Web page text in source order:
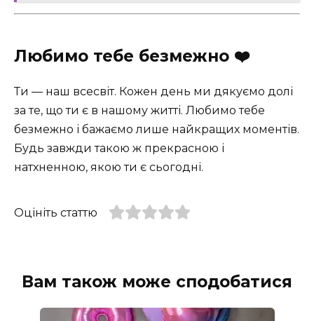
Любимо тебе безмежно ❤️
Ти — наш всесвіт. Кожен день ми дякуємо долі
за те, що ти є в нашому житті. Любимо тебе
безмежно і бажаємо лише найкращих моментів.
Будь завжди такою ж прекрасною і
натхненною, якою ти є сьогодні.
Оцініть статтю
Вам також може сподобатися